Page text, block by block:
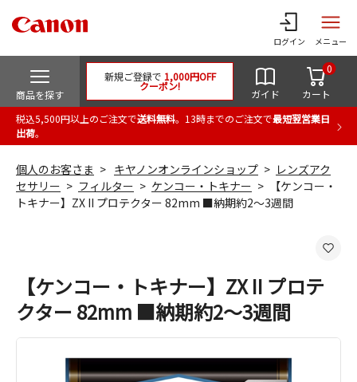
ログイン メニュー
商品を探す
新規ご登録で 1,000円OFF
クーポン!
ガイド カート
0
税込5,500円以上のご注文で送料無料。13時までのご注文で最短翌営業日
出荷。
個人のお客さま キヤノンオンラインショップ
レンズアク
セサリー
フィルター ケンコー・トキナー
【ケンコー・
トキナー】ZX II プロテクター 82mm ■納期約2～3週間
【ケンコー・トキナー】ZX II プロテ
クター 82mm ■納期約2～3週間